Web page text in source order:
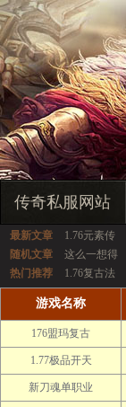
传奇私服网站
最新文章 1.76元素传
随机文章
这么一想得
热门推荐
1.76复古法
游戏名称
176盟玛复古
1.77极品开天
新刀魂单职业